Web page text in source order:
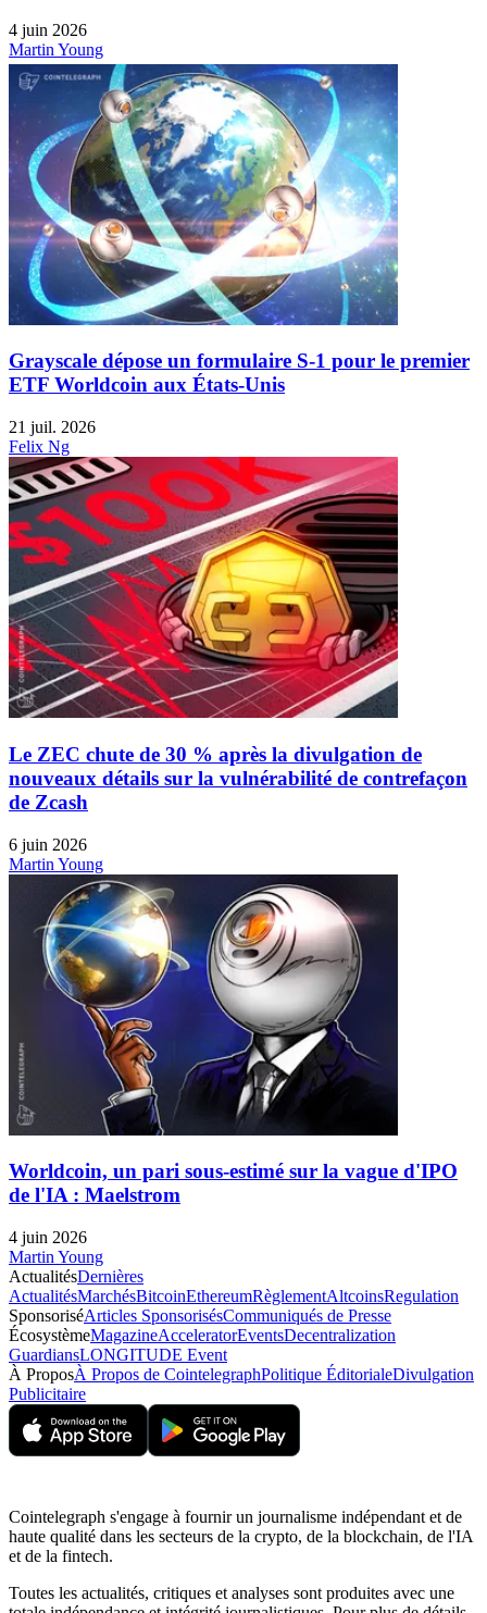
4 juin 2026
Martin Young
Grayscale dépose un formulaire S-1 pour le premier
ETF Worldcoin aux États-Unis
21 juil. 2026
Felix Ng
Le ZEC chute de 30 % après la divulgation de
nouveaux détails sur la vulnérabilité de contrefaçon
de Zcash
6 juin 2026
Martin Young
Worldcoin, un pari sous-estimé sur la vague d'IPO
de l'IA : Maelstrom
4 juin 2026
Martin Young
ActualitésDernières
ActualitésMarchésBitcoinEthereumRèglementAltcoinsRegulation
SponsoriséArticles SponsorisésCommuniqués de Presse
ÉcosystèmeMagazineAcceleratorEventsDecentralization
GuardiansLONGITUDE Event
À ProposÀ Propos de CointelegraphPolitique ÉditorialeDivulgation
Publicitaire
Cointelegraph s'engage à fournir un journalisme indépendant et de
haute qualité dans les secteurs de la crypto, de la blockchain, de l'IA
et de la fintech.
Toutes les actualités, critiques et analyses sont produites avec une